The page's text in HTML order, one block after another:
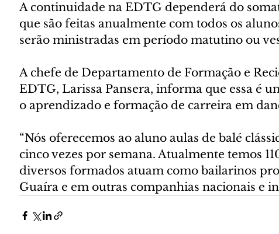
A continuidade na EDTG dependerá do
que são feitas anualmente com todos os
serão ministradas em período matutino ou
A chefe de Departamento de Formação e
EDTG, Larissa Pansera, informa que essa é
o aprendizado e formação de carreira em
“Nós oferecemos ao aluno aulas de balé
cinco vezes por semana. Atualmente temos
diversos formados atuam como bailarinos
Guaíra e em outras companhias nacionais e